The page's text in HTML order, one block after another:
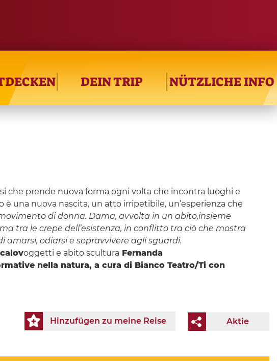
DEIN TRIP NÜTZLICHE INFO
che prende nuova forma ogni volta che incontra luoghi e
una nuova nascita, un atto irripetibile, un’esperienza che
di donna. Dama, avvolta in un abito,insieme
tra le crepe dell’esistenza, in conflitto tra ciò che mostra
odiarsi e sopravvivere agli sguardi.
oggetti e abito scultura Fernanda
nella natura, a cura di Bianco Teatro/Ti con
Aktie
Hinzufügen zu meine Reise